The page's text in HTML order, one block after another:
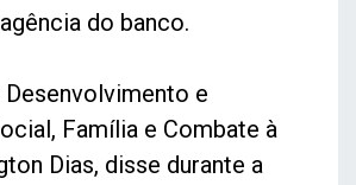
do banco.
e
Família e Combate à
Dias, disse durante a